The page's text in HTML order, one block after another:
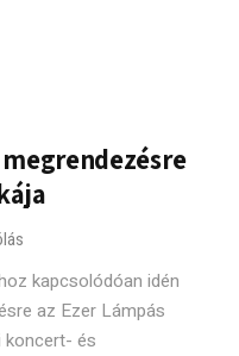
kapcsolódóan idén
az Ezer Lámpás
koncert- és